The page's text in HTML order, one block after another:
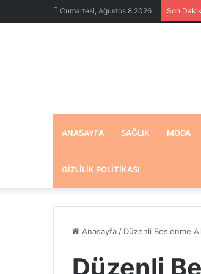
Cumartesi, Ağustos 8 2026 Son
ANASAYFA SAĞLIK MODA
GIZLILIK POLITIKASI
Anasayfa / Düzenli Beslenme
Düzenli